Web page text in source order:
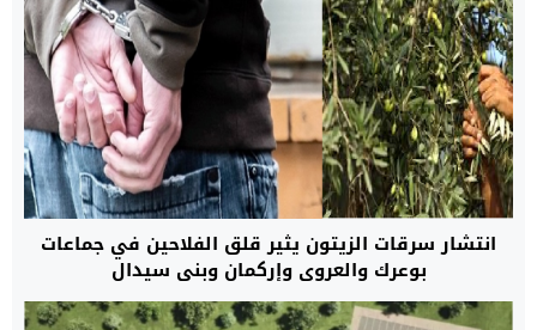
انتشار سرقات الزيتون يثير قلق الفلاحين في جماعات
بوعرك والعروي وإركمان وبني سيدال